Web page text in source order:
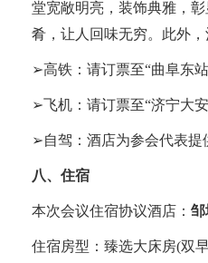
堂宽敞明亮，装饰典雅，
肴，让人回味无穷。此外
➢高铁：请订票至“曲阜东站
➢飞机：请订票至“济宁大
➢自驾：酒店为参会代表提
八、住宿
本次会议住宿协议酒店： 邹
住宿房型：臻选大床房(双